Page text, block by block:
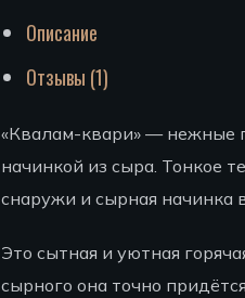
Описание
Отзывы (1)
«Квалам-квари» — нежные
начинкой из сыра. Тонкое
снаружи и сырная начинка
Это сытная и уютная
сырного она точно